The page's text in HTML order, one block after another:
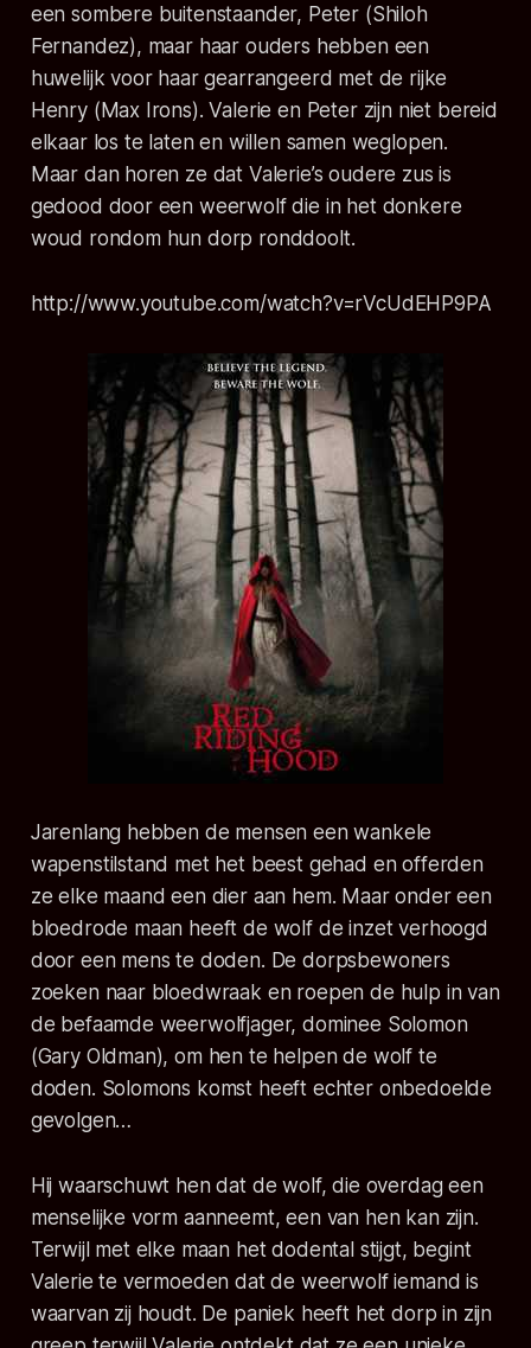
een sombere buitenstaander, Peter (Shiloh
Fernandez), maar haar ouders hebben een
huwelijk voor haar gearrangeerd met de rijke
Henry (Max Irons). Valerie en Peter zijn niet bereid
elkaar los te laten en willen samen weglopen.
Maar dan horen ze dat Valerie’s oudere zus is
gedood door een weerwolf die in het donkere
woud rondom hun dorp ronddoolt.
http://www.youtube.com/watch?v=rVcUdEHP9PA
Jarenlang hebben de mensen een wankele
wapenstilstand met het beest gehad en offerden
ze elke maand een dier aan hem. Maar onder een
bloedrode maan heeft de wolf de inzet verhoogd
door een mens te doden. De dorpsbewoners
zoeken naar bloedwraak en roepen de hulp in van
de befaamde weerwolfjager, dominee Solomon
(Gary Oldman), om hen te helpen de wolf te
doden. Solomons komst heeft echter onbedoelde
gevolgen…
Hij waarschuwt hen dat de wolf, die overdag een
menselijke vorm aanneemt, een van hen kan zijn.
Terwijl met elke maan het dodental stijgt, begint
Valerie te vermoeden dat de weerwolf iemand is
waarvan zij houdt. De paniek heeft het dorp in zijn